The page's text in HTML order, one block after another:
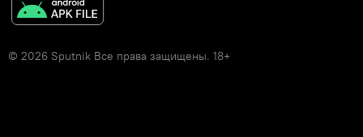
© 2026 Sputnik Все права защищены. 18+